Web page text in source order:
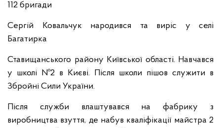
112 бригади
Сергій Ковальчук народився та виріс у селі
Багатирка
Ставищанського району Київської області. Навчався
у школі Nº2 в Києві. Після школи пішов служити в
Збройні Сили України.
Після служби влаштувався на фабрику з
виробництва взуття, де набув кваліфікації майстра 2